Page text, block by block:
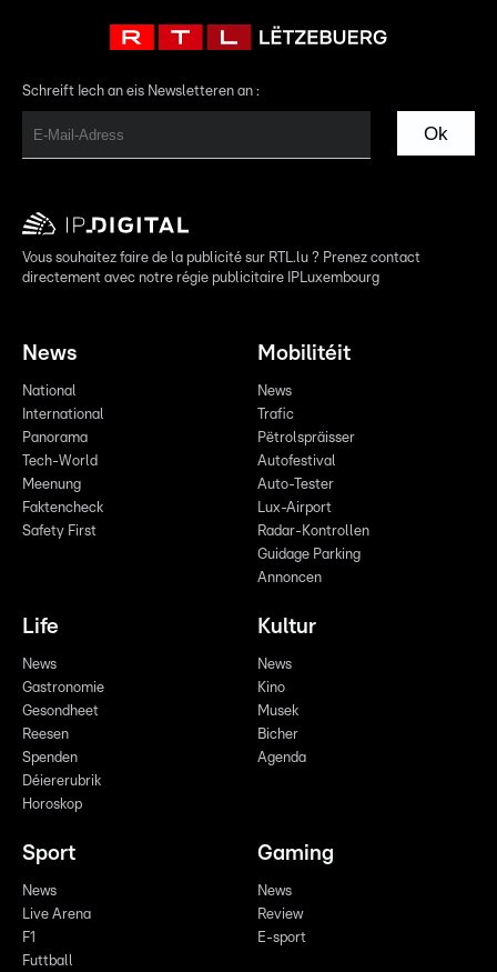
Schreift Iech an eis Newsletteren an :
Ok
Vous souhaitez faire de la publicité sur RTL.lu ? Prenez contact
directement avec notre régie publicitaire IPLuxembourg
News
National
International
Panorama
Tech-World
Meenung
Faktencheck
Safety First
Mobilitéit
News
Trafic
Pëtrolspräisser
Autofestival
Auto-Tester
Lux-Airport
Radar-Kontrollen
Guidage Parking
Annoncen
Life
News
Gastronomie
Gesondheet
Reesen
Spenden
Déiererubrik
Horoskop
Kultur
News
Kino
Musek
Bicher
Agenda
Sport
News
Live Arena
F1
Futtball
Gaming
News
Review
E-sport